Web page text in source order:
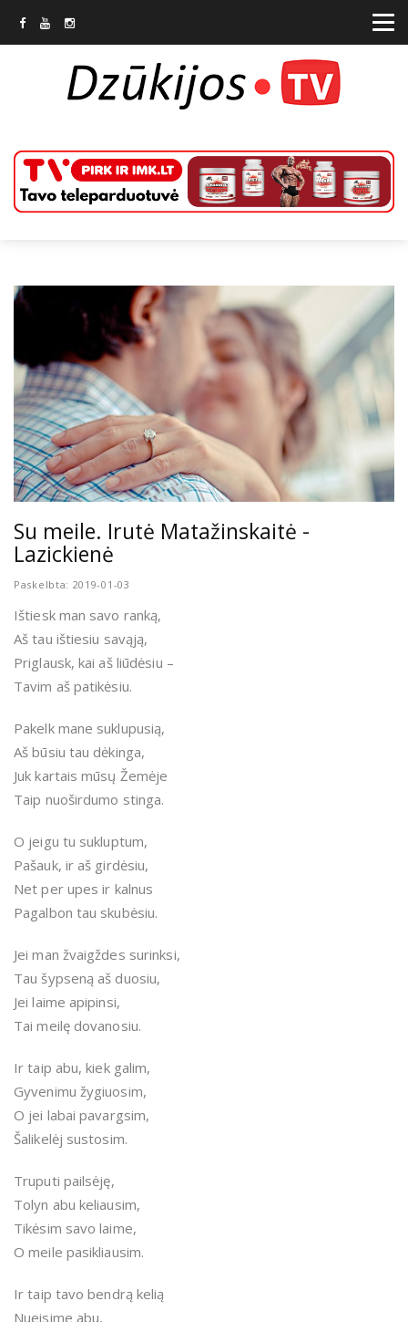
Su meile. Irutė Matažinskaitė -
Lazickienė
Paskelbta: 2019-01-03
Ištiesk man savo ranką,
Aš tau ištiesiu savąją,
Priglausk, kai aš liūdėsiu –
Tavim aš patikėsiu.
Pakelk mane suklupusią,
Aš būsiu tau dėkinga,
Juk kartais mūsų Žemėje
Taip nuoširdumo stinga.
O jeigu tu sukluptum,
Pašauk, ir aš girdėsiu,
Net per upes ir kalnus
Pagalbon tau skubėsiu.
Jei man žvaigždes surinksi,
Tau šypseną aš duosiu,
Jei laime apipinsi,
Tai meilę dovanosiu.
Ir taip abu, kiek galim,
Gyvenimu žygiuosim,
O jei labai pavargsim,
Šalikelėj sustosim.
Truputi pailsėję,
Tolyn abu keliausim,
Tikėsim savo laime,
O meile pasikliausim.
Ir taip tavo bendrą kelią
Nueisime abu,